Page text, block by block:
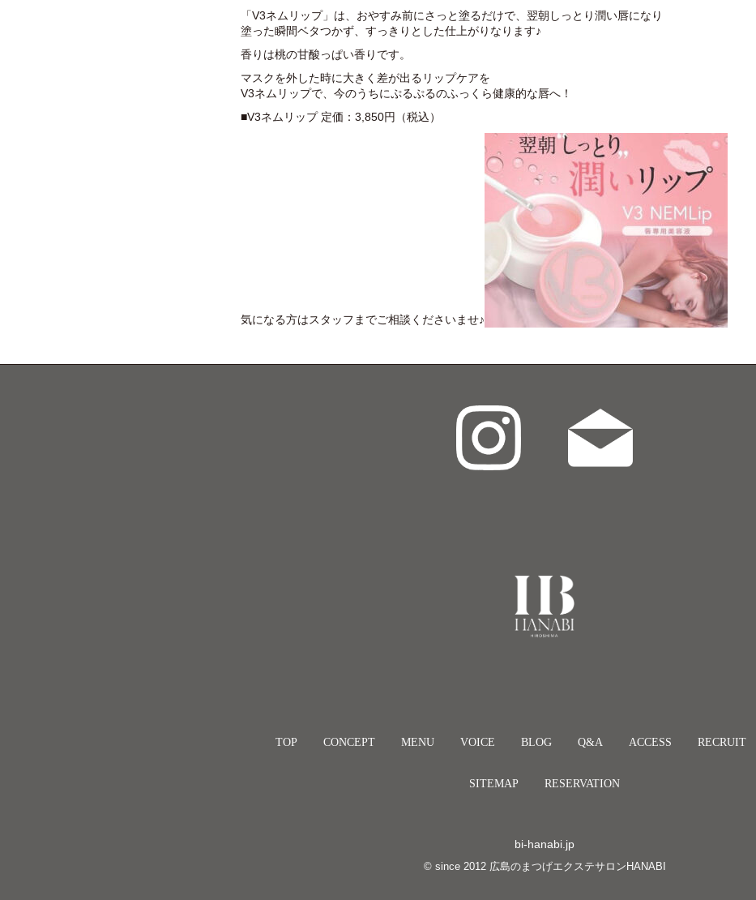
「V3ネムリップ」は、おやすみ前にさっと塗るだけで、翌朝しっとり潤い唇になり
塗った瞬間ベタつかず、すっきりとした仕上がりなります♪
香りは桃の甘酸っぱい香りです。
マスクを外した時に大きく差が出るリップケアを
V3ネムリップで、今のうちにぷるぷるのふっくら健康的な唇へ！
■V3ネムリップ 定価：3,850円（税込）
気になる方はスタッフまでご相談くださいませ♪
TOP CONCEPT MENU VOICE BLOG Q&A ACCESS RECRUIT
SITEMAP RESERVATION
bi-hanabi.jp
© since 2012 広島のまつげエクステサロンHANABI